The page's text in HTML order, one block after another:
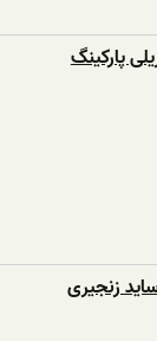
پارکینگ
ساید زنجیری